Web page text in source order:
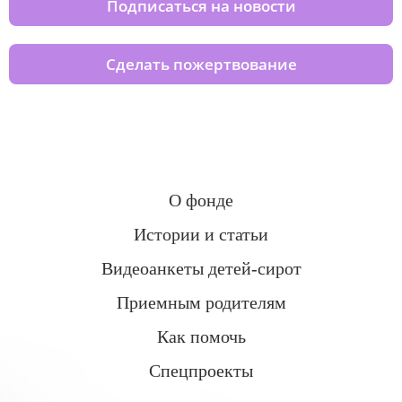
Подписаться на новости
Сделать пожертвование
О фонде
Истории и статьи
Видеоанкеты детей-сирот
Приемным родителям
Как помочь
Спецпроекты